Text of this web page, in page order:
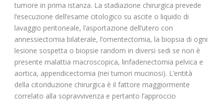
tumore in prima istanza. La stadiazione chirurgica prevede
l’esecuzione dell’esame citologico su ascite o liquido di
lavaggio peritoneale, l’asportazione dell’utero con
annessiectomia bilaterale, l’omentectomia, la biopsia di ogni
lesione sospetta o biopsie random in diversi sedi se non è
presente malattia macroscopica, linfadenectomia pelvica e
aortica, appendicectomia (nei tumori mucinosi). L’entità
della citoriduzione chirurgica è il fattore maggiormente
correlato alla sopravvivenza e pertanto l’approccio